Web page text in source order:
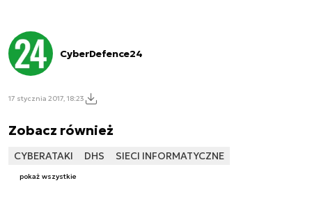
CyberDefence24
17 stycznia 2017, 18:23
Zobacz również
CYBERATAKI DHS SIECI INFORMATYCZNE
pokaż wszystkie